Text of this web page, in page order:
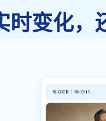
变化，